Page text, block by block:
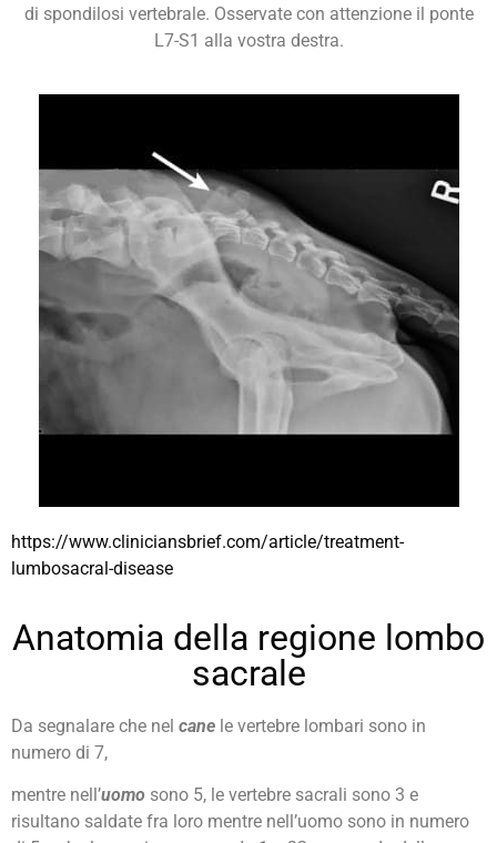
di spondilosi vertebrale. Osservate con attenzione il ponte
L7-S1 alla vostra destra.
https://www.cliniciansbrief.com/article/treatment-
lumbosacral-disease
Anatomia della regione lombo
sacrale
Da segnalare che nel cane le vertebre lombari sono in
numero di 7,
mentre nell’uomo sono 5, le vertebre sacrali sono 3 e
risultano saldate fra loro mentre nell’uomo sono in numero